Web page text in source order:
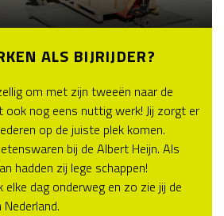
ALS BIJRIJDER?
om met zijn tweeën naar de
ook nog eens nuttig werk! Jij zorgt er
op de juiste plek komen.
bij de Albert Heijn. Als
hadden zij lege schappen!
elke dag onderweg en zo zie jij de